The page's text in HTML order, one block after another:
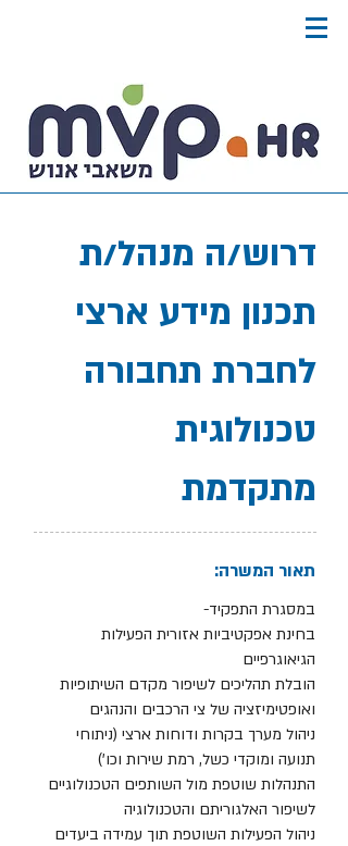
דרוש/ה מנהל/ת
תכנון מידע ארצי
לחברת תחבורה
טכנולוגית
מתקדמת
תאור המשרה:
במסגרת התפקיד-
בחינת אפקטיביות אזורית הפעילות
הגיאוגרפיים
הובלת תהליכים לשיפור מקדם השיתופיות
ואופטימיזציה של צי הרכבים והנהגים
ניהול מערך בקרות ודוחות ארצי (ניתוחי
תנועה ומוקדי כשל, רמת שירות וכו')
התנהלות שוטפת מול השותפים הטכנולוגיים
לשיפור האלגוריתם והטכנולוגיה
ניהול הפעילות השוטפת תוך עמידה ביעדים